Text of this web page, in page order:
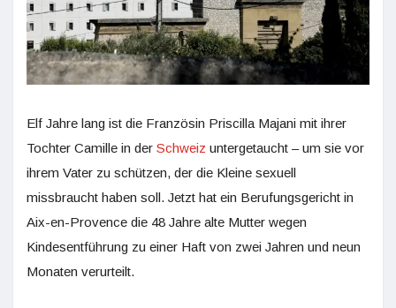
Elf Jahre lang ist die Französin Priscilla Majani mit ihrer
Tochter Camille in der Schweiz untergetaucht – um sie vor
ihrem Vater zu schützen, der die Kleine sexuell
missbraucht haben soll. Jetzt hat ein Berufungsgericht in
Aix-en-Provence die 48 Jahre alte Mutter wegen
Kindesentführung zu einer Haft von zwei Jahren und neun
Monaten verurteilt.